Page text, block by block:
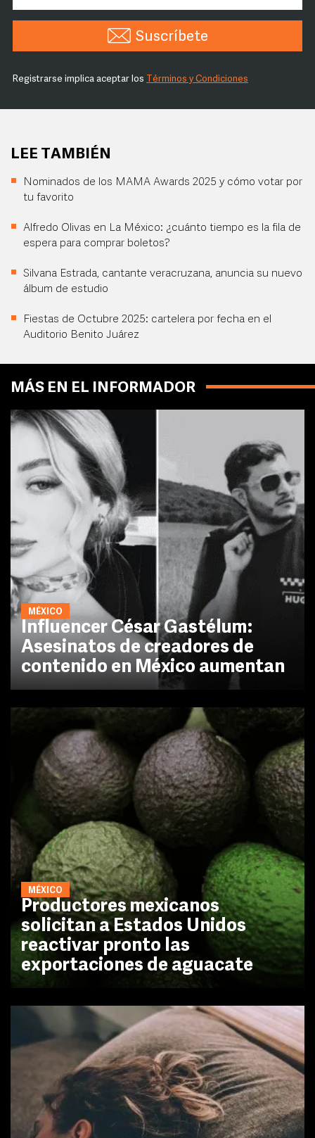
Suscríbete
Registrarse implica aceptar los Términos y Condiciones
LEE TAMBIÉN
Nominados de los MAMA Awards 2025 y cómo votar por
tu favorito
Alfredo Olivas en La México: ¿cuánto tiempo es la fila de
espera para comprar boletos?
Silvana Estrada, cantante veracruzana, anuncia su nuevo
álbum de estudio
Fiestas de Octubre 2025: cartelera por fecha en el
Auditorio Benito Juárez
MÁS EN EL INFORMADOR
MÉXICO
Influencer César Gastélum:
Asesinatos de creadores de
contenido en México aumentan
MÉXICO
Productores mexicanos
solicitan a Estados Unidos
reactivar pronto las
exportaciones de aguacate